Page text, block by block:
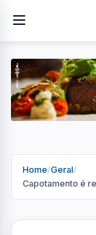
Home/Geral/
Capotamento é